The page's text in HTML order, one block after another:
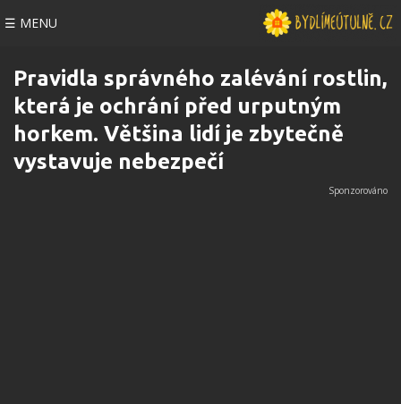
☰ MENU
Pravidla správného zalévání rostlin,
která je ochrání před urputným
horkem. Většina lidí je zbytečně
vystavuje nebezpečí